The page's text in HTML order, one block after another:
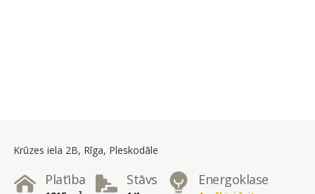
Krūzes iela 2B, Rīga, Pleskodāle
Platība Stāvs Energoklase